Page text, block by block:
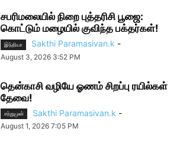
சபரிமலையில் நிறை புத்தரிசி பூஜை:
கொட்டும் மழையில் குவிந்த பக்தர்கள்!
இந்தியா Sakthi Paramasivan.k -
August 3, 2026 3:52 PM
தென்காசி வழியே ஓணம் சிறப்பு ரயில்கள்
தேவை!
சற்றுமுன் Sakthi Paramasivan.k -
August 1, 2026 7:05 PM